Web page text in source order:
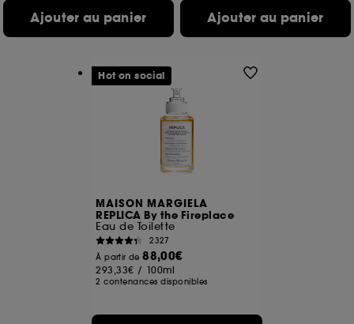
Ajouter au panier Ajouter au panier
MAISON MARGIELA
REPLICA By the Fireplace
Eau de Toilette
2327
À partir de88,00€
293,33€ / 100ml
2 contenances disponibles
Hot on social